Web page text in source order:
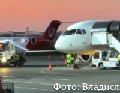
Фото: